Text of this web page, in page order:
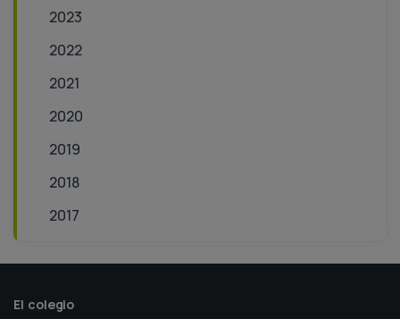
2023
2022
2021
2020
2019
2018
2017
El colegio